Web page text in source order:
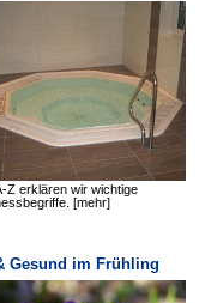
Z erklären wir wichtige
[mehr]
Gesund im Frühling